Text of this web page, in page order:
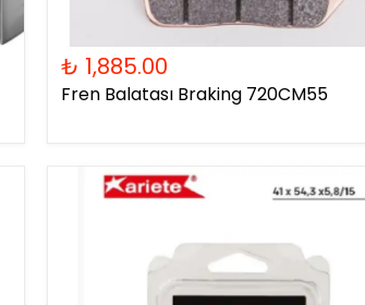
₺ 1,885.00
Fren Balatası Braking 720CM55